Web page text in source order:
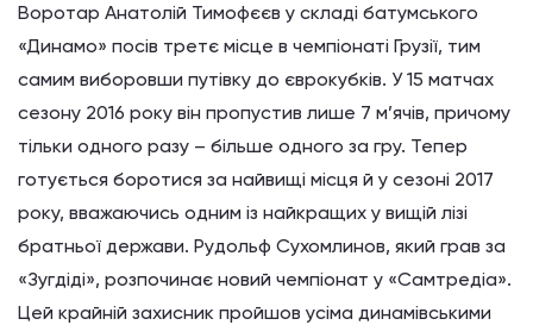
Воротар Анатолій Тимофєєв у складі батумського
«Динамо» посів третє місце в чемпіонаті Грузії, тим
самим виборовши путівку до єврокубків. У 15 матчах
сезону 2016 року він пропустив лише 7 м’ячів, причому
тільки одного разу – більше одного за гру. Тепер
готується боротися за найвищі місця й у сезоні 2017
року, вважаючись одним із найкращих у вищій лізі
братньої держави. Рудольф Сухомлинов, який грав за
«Зугдіді», розпочинає новий чемпіонат у «Самтредіа».
Цей крайній захисник пройшов усіма динамівськими